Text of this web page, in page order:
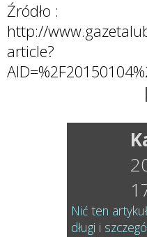
Źródło :
http://
article?
Nić ten
długi i